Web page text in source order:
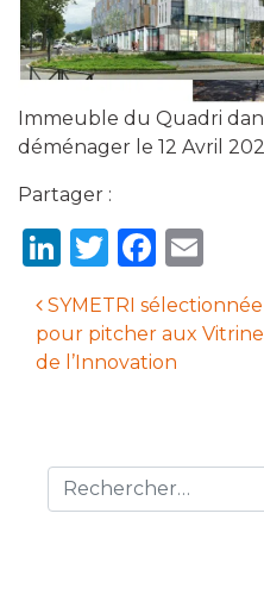
Immeuble du Quadri
déménager le 12 Avril
Partager :
LinkedIn
Twitter
SYMETRI sélectionnée
pour pitcher aux
de l’Innovation
Recherche pour :